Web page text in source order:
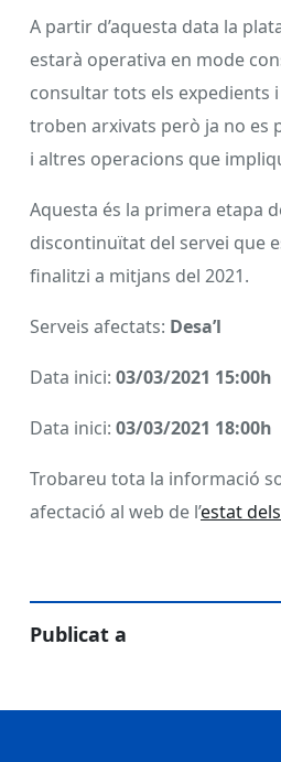
A partir d’aquesta data la
estarà operativa en mode
consultar tots els expedients
troben arxivats però ja no es
i altres operacions que
Aquesta és la primera etapa
discontinuïtat del servei que
finalitzi a mitjans del 2021.
Serveis afectats: Desa’l
Data inici: 03/03/2021 15:00h
Data inici: 03/03/2021 18:00h
Trobareu tota la informació
afectació al web de l’estat
Publicat a